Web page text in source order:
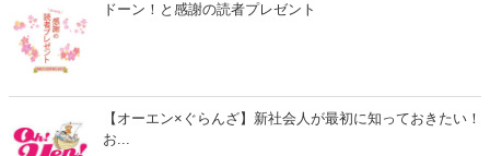
ドーン！と感謝の読者プレゼント
【オーエン×ぐらんざ】新社会人が最初に知っておきたい！
お...